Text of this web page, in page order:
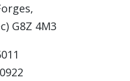
G8Z 4M3